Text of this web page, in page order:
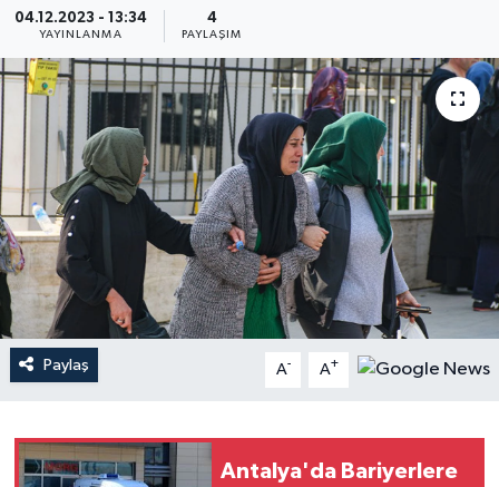
04.12.2023 - 13:34
YAYINLANMA
4
PAYLAŞIM
Paylaş A- A+
Antalya'da Bariyerlere
Günün Manşetleri
Haber Kuşakları
Haberler
KANALV Spor
Kültür Sanat
Magazin
Öğle Bülteni
Siyaset
Haber Arşivi